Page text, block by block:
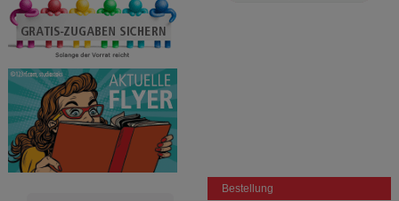
anzuzeigen und unser Partnerprogramm zu
betreiben.
Statistik & Tracking:
Informationen über die Art und Weise der Nutzung
unserer Website sammeln, mit deren Hilfe wir unsere
Website weiter für Sie optimieren können, den Inhalt
auf unserer Website aber auch die Werbung auf
Drittseiten möglichst relevant für Sie zu gestalten.
Bitte beachten Sie, dass Daten hierfür teilweise an
Dritte wie z.B. Google oder soziale Medien
Bestellung